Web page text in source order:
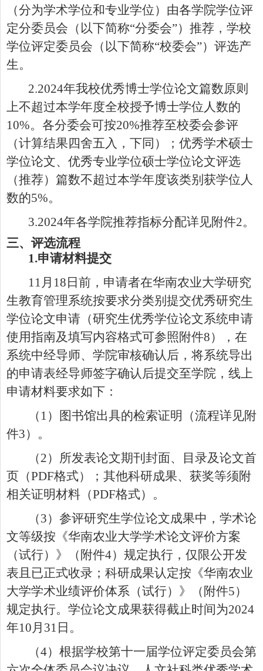
（分为学术学位和专业学位）由各学院学位评
定分委员会（以下简称“分委会”）推荐，学校
学位评定委员会（以下简称“校委会”）评选产
生。
2.2024年我校优秀博士学位论文篇数原则
上不超过本学年度全校授予博士学位人数的
10%。各分委会可按20%推荐至校委会参评
（计算结果四舍五入，下同）；优秀学术硕士
学位论文、优秀专业学位硕士学位论文评选
（推荐）篇数不超过本学年度该类别获学位人
数的5%。
3.2024年各学院推荐指标分配详见附件2。
三、评选流程
1.申请材料提交
11月 18 日前，申请者在华南农业大学研究
生教育管理系统按要求分类别 提交优秀研究生
学位论文申请 （研究生优秀学位论文系统申请
使用指南及填写内容格式可参照附件8） ， 在
系统中经导师、 学院审核确认后， 将系统导出
的申请表经导师签字确认后提交至学院， 线上
申请材料要求如下 ：
（ 1）图书馆出具的检索证明 （流程详见附
件3） 。
（2）所发表论文期刊封面、目录及论文首
页 （PDF格式）
；其他科研成果、获奖等须附
相关证明材料 （PDF格式） 。
（3）参评研究生学位论文成果中，学术论
文等级按《华南农业大学学术论文评价方案
（试行）》（附件4）规定执行 ， 仅限公开发
表且已正式收录 ； 科研成果认定按《华南农业
大学学术业绩评价体系（试行）》（附件5）
规定执行。 学位论文成果获得截止时间为2024
年10月 31 日。
（4）根据学校第十一届学位评定委员会第